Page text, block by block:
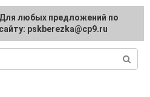
уход
Для любых предложений по
сайту: pskberezka@cp9.ru